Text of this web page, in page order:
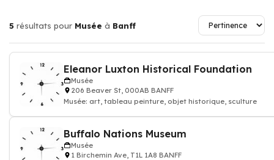
5 résultats pour Musée à Banff
Eleanor Luxton Historical Foundation
Musée
206 Beaver St, 000AB BANFF
Musée: art, tableau peinture, objet historique, sculture
Buffalo Nations Museum
Musée
1 Birchemin Ave, T1L 1A8 BANFF